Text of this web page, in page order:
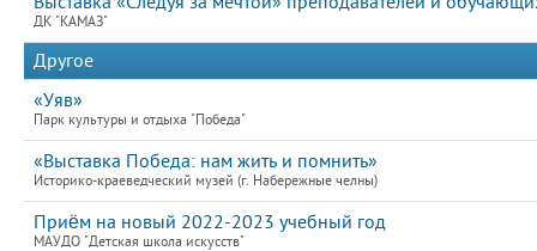
ДК "КАМАЗ"
Другое
«Уяв»
Парк культуры и отдыха "Победа"
«Выставка Победа: нам жить и помнить»
Историко-краеведческий музей (г. Набережные челны)
Приём на новый 2022-2023 учебный год
МАУДО "Детская школа искусств"